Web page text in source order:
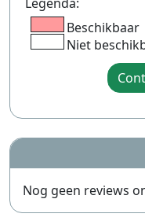
Beschikbaar
Niet
Nog geen reviews